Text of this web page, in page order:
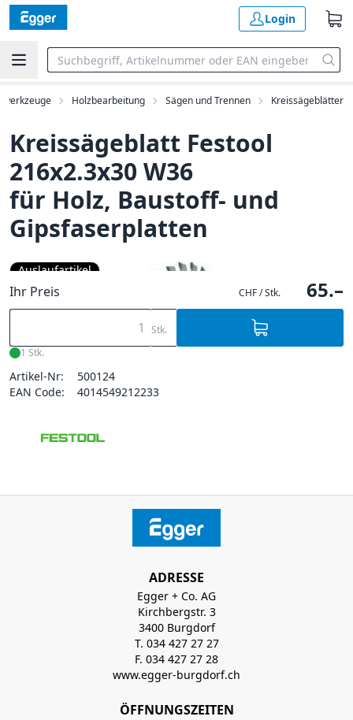
Login
Holzbearbeitung Sägen und Trennen Kreissägeblätter
Kreissägeblatt Festool
216x2.3x30 W36
für Holz, Baustoff- und
Gipsfaserplatten
Auslaufartikel
Ihr Preis CHF / Stk. 65.–
Stk.
1 Stk.
Artikel-Nr:
500124
EAN Code:
4014549212233
ADRESSE
Egger + Co. AG
Kirchbergstr. 3
3400 Burgdorf
T. 034 427 27 27
F. 034 427 27 28
www.egger-burgdorf.ch
ÖFFNUNGSZEITEN